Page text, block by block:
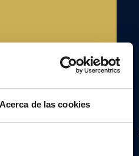
Acerca de las cookies